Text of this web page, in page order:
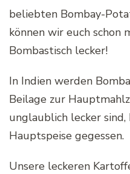
beliebten Bombay-
können wir euch schon
Bombastisch lecker!
In Indien werden
Beilage zur
unglaublich lecker sind,
Hauptspeise gegessen.
Unsere leckeren